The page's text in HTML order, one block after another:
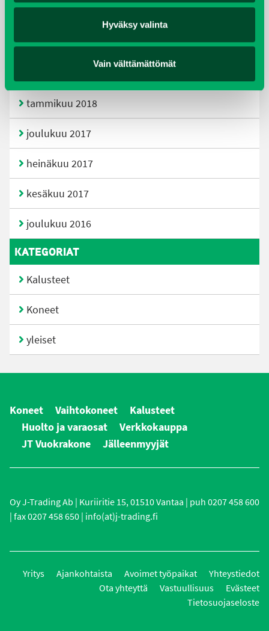
Hyväksy valinta
Vain välttämättömät
helmikuu 2019
tammikuu 2018
joulukuu 2017
heinäkuu 2017
kesäkuu 2017
joulukuu 2016
KATEGORIAT
Kalusteet
Koneet
yleiset
Koneet Vaihtokoneet
Kalusteet
Huolto ja varaosat
Verkkokauppa
JT Vuokrakone
Jälleenmyyjät
Oy J-Trading Ab | Kuriiritie 15, 01510 Vantaa | puh 0207 458 600
| fax 0207 458 650 | info(at)j-trading.fi
Yritys Ajankohtaista Avoimet työpaikat
Yhteystiedot
Ota yhteyttä
Vastuullisuus
Evästeet
Tietosuojaseloste